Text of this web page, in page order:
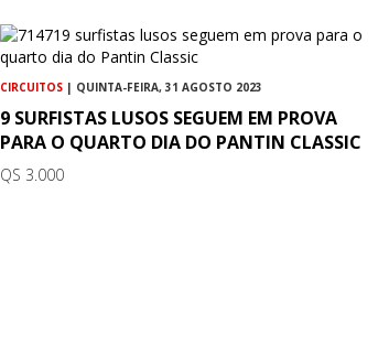
CIRCUITOS | QUINTA-FEIRA, 31 AGOSTO 2023
9 SURFISTAS LUSOS SEGUEM EM PROVA
PARA O QUARTO DIA DO PANTIN CLASSIC
QS 3.000